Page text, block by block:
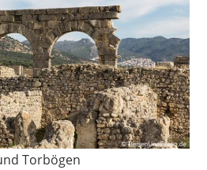
Torbögen